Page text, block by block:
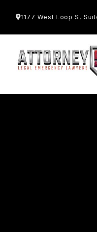
1177 West Loop S,